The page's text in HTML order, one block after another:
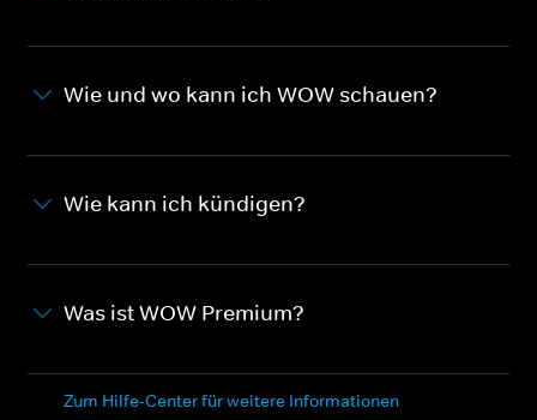
Wie und wo kann ich WOW schauen?
Wie kann ich kündigen?
Was ist WOW Premium?
Zum Hilfe-Center für weitere Informationen